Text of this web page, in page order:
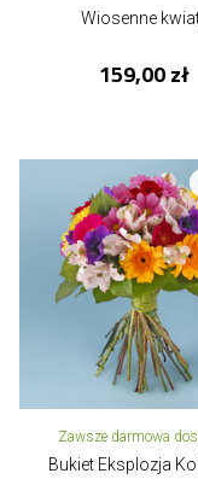
Wiosenne
159,00 zł
Zawsze darmowa
Bukiet Eksplozja